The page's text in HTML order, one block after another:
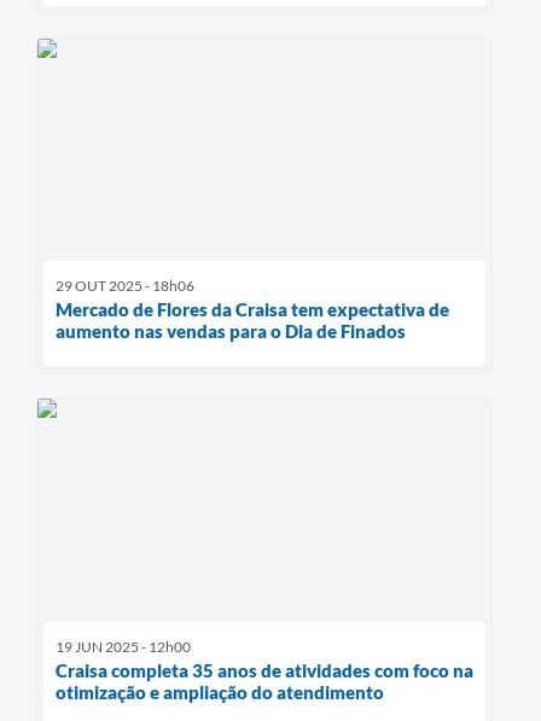
29 OUT 2025 - 18h06
Mercado de Flores da Craisa tem expectativa de
aumento nas vendas para o Dia de Finados
19 JUN 2025 - 12h00
Craisa completa 35 anos de atividades com foco na
otimização e ampliação do atendimento